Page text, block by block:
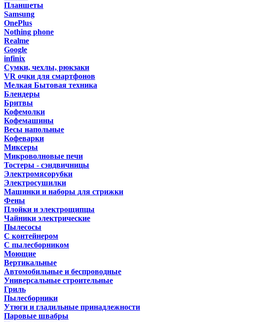
Планшеты
Samsung
OnePlus
Nothing phone
Realme
Google
infinix
Сумки, чехлы, рюкзаки
VR очки для смартфонов
Мелкая Бытовая техника
Блендеры
Бритвы
Кофемолки
Кофемашины
Весы напольные
Кофеварки
Миксеры
Микроволновые печи
Тостеры - сэндвичницы
Электромясорубки
Электросушилки
Машинки и наборы для стрижки
Фены
Плойки и электрощипцы
Чайники электрические
Пылесосы
С контейнером
С пылесборником
Моющие
Вертикальные
Автомобильные и беспроводные
Универсальные строительные
Гриль
Пылесборники
Утюги и гладильные принадлежности
Паровые швабры